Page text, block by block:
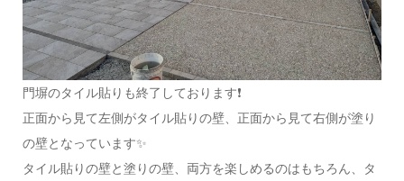
門塀のタイル貼りも終了しております❗
正面から見て左側がタイル貼りの壁、正面から見て右側が塗り
の壁となっています✨
タイル貼りの壁と塗りの壁、両方を楽しめるのはもちろん、タ